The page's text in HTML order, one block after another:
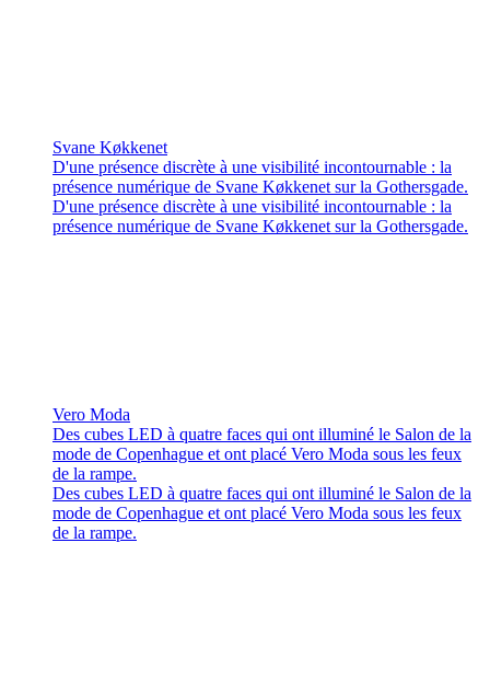
Svane Køkkenet
D'une présence discrète à une visibilité incontournable : la
présence numérique de Svane Køkkenet sur la Gothersgade.
D'une présence discrète à une visibilité incontournable : la
présence numérique de Svane Køkkenet sur la Gothersgade.
Vero Moda
Des cubes LED à quatre faces qui ont illuminé le Salon de la
mode de Copenhague et ont placé Vero Moda sous les feux
de la rampe.
Des cubes LED à quatre faces qui ont illuminé le Salon de la
mode de Copenhague et ont placé Vero Moda sous les feux
de la rampe.